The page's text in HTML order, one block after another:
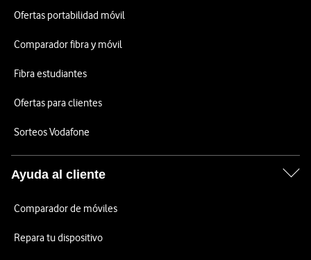
Ofertas portabilidad móvil
Comparador fibra y móvil
Fibra estudiantes
Ofertas para clientes
Sorteos Vodafone
Ayuda al cliente
Comparador de móviles
Repara tu dispositivo